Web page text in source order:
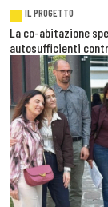
IL PROGETTO
La co-abitazione
autosufficienti